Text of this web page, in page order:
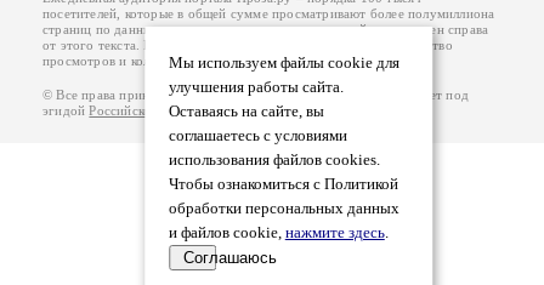
Мы используем файлы cookie для
улучшения работы сайта.
Оставаясь на сайте, вы
соглашаетесь с условиями
использования файлов cookies.
Чтобы ознакомиться с Политикой
обработки персональных данных
и файлов cookie, нажмите здесь.
Соглашаюсь
посетителей, которые в общей сумме просматривают более полумиллиона
страниц по данным счетчика посещаемости, который расположен справа
от этого текста. В каждой графе указано по две цифры: количество
просмотров и количество посетителей.
© Все права принадлежат авторам, 2000-2026. Портал работает под
эгидойРоссийского союза писателей.18+